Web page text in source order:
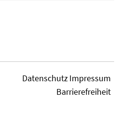
DatenschutzImpressum
Barrierefreiheit